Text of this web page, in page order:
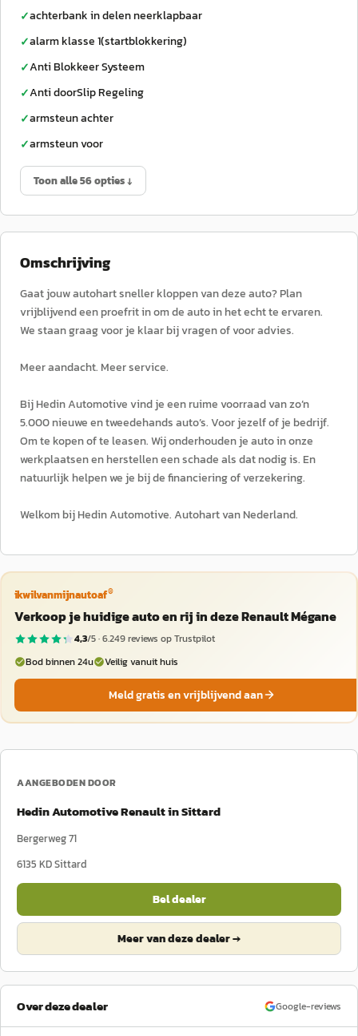
✓achterbank in delen neerklapbaar
✓alarm klasse 1(startblokkering)
✓Anti Blokkeer Systeem
✓Anti doorSlip Regeling
✓armsteun achter
✓armsteun voor
Toon alle 56 opties ↓
Omschrijving
Gaat jouw autohart sneller kloppen van deze auto? Plan
vrijblijvend een proefrit in om de auto in het echt te ervaren.
We staan graag voor je klaar bij vragen of voor advies.
Meer aandacht. Meer service.
Bij Hedin Automotive vind je een ruime voorraad van zo’n
5.000 nieuwe en tweedehands auto’s. Voor jezelf of je bedrijf.
Om te kopen of te leasen. Wij onderhouden je auto in onze
werkplaatsen en herstellen een schade als dat nodig is. En
natuurlijk helpen we je bij de financiering of verzekering.
Welkom bij Hedin Automotive. Autohart van Nederland.
ikwilvanmijnautoaf®
Verkoop je huidige auto en rij in deze Renault Mégane
4,3/5 ·6.249reviews op Trustpilot
Bod binnen 24u
Veilig vanuit huis
Meld gratis en vrijblijvend aan
AANGEBODEN DOOR
Hedin Automotive Renault in Sittard
Bergerweg 71
6135 KDSittard
Bel dealer
Meer van deze dealer →
Over deze dealer Google-reviews